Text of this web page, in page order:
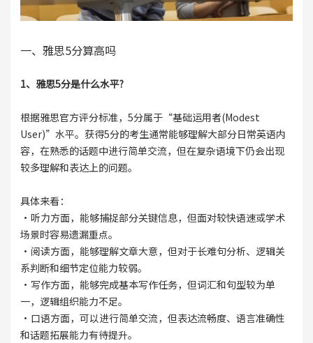
一、雅思5分算高吗
1、雅思5分是什么水平?
根据雅思官方评分标准，5分属于“基础运用者(Modest
User)”水平。获得5分的考生通常能够理解大部分日常英语内
容，在熟悉的话题中进行简单交流，但在复杂语境下仍会出现
较多理解和表达上的问题。
具体来看：
·听力方面，能够捕捉部分关键信息，但面对较快语速或学术
场景时容易遗漏重点。
·阅读方面，能够理解文章大意，但对于长难句分析、逻辑关
系判断和细节定位能力较弱。
·写作方面，能够完成基本写作任务，但词汇和句型较为单
一，逻辑组织能力不足。
·口语方面，可以进行简单交流，但表达流畅度、语言准确性
和话题拓展能力有待提升。